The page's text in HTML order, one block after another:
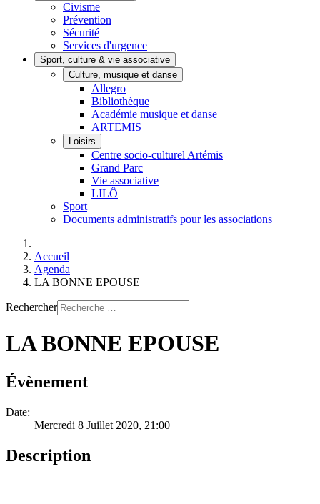
Civisme
Prévention
Sécurité
Services d'urgence
Sport, culture & vie associative
Culture, musique et danse
Allegro
Bibliothèque
Académie musique et danse
ARTEMIS
Loisirs
Centre socio-culturel Artémis
Grand Parc
Vie associative
LILÔ
Sport
Documents administratifs pour les associations
Accueil
Agenda
LA BONNE EPOUSE
Rechercher
LA BONNE EPOUSE
Évènement
Date:
Mercredi 8 Juillet 2020, 21:00
Description